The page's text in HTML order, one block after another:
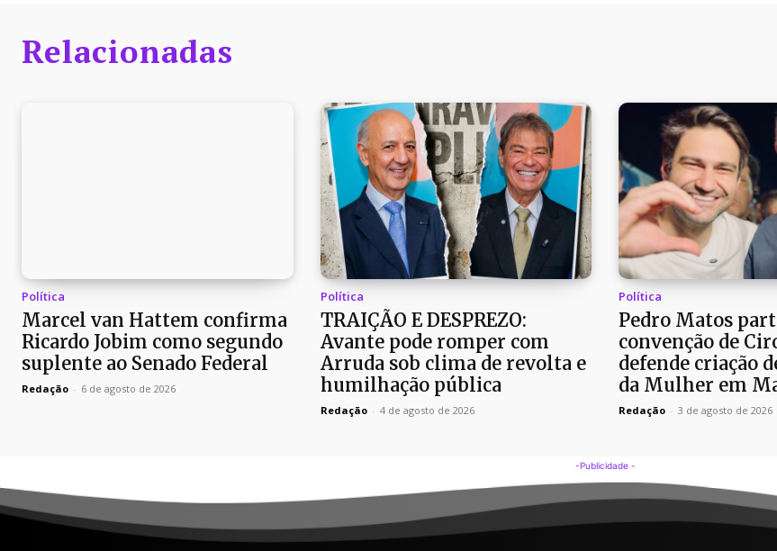
Relacionadas
Política
Marcel van Hattem confirma
Ricardo Jobim como segundo
suplente ao Senado Federal
Redação - 6 de agosto de 2026
Política
TRAIÇÃO E DESPREZO:
Avante pode romper com
Arruda sob clima de revolta e
humilhação pública
Redação - 4 de agosto de 2026
Política
Pedro Matos
convenção de
defende criação
da Mulher em
Redação - 3 de agosto de 2026
-Publicidade -